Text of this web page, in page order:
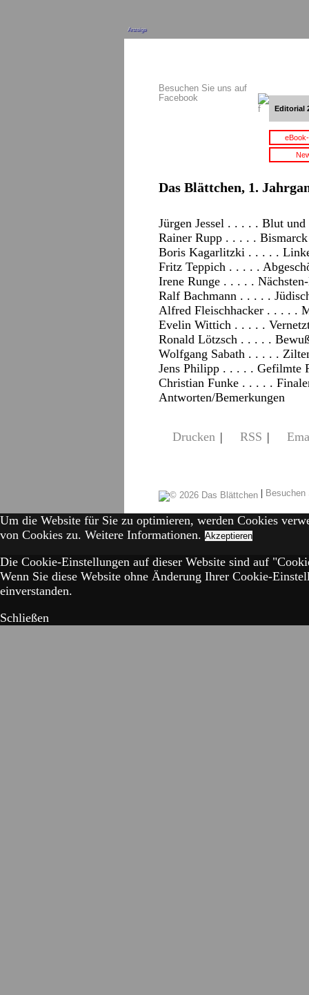
Anzeige
Besuchen Sie uns auf
Facebook
Editorial
Das Blättchen, 1.
Jürgen Jessel . . . . . Blut und
Rainer Rupp . . . . .
Boris Kagarlitzki . . . . .
Fritz Teppich . . . . .
Irene Runge . . . . .
Ralf Bachmann . . . . .
Alfred Fleischhacker . . . . .
Evelin Wittich . . . . .
Ronald Lötzsch . . . . .
Wolfgang Sabath . . . . .
Jens Philipp . . . . . Gefilmte
Christian Funke . . . . .
Antworten/Bemerkungen
Drucken | RSS |
|
Um die Website für Sie zu optimieren, werden Cookies
von Cookies zu. Weitere Informationen. Akzeptieren
Die Cookie-Einstellungen auf dieser Website sind auf
Wenn Sie diese Website ohne Änderung Ihrer Cookie-
einverstanden.
Schließen